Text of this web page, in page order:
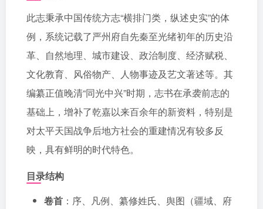
此志秉承中国传统方志“横排门类，纵述史实”的体
例，系统记载了严州府自先秦至光绪初年的历史沿
革、自然地理、城市建设、政治制度、经济赋税、
文化教育、风俗物产、人物事迹及艺文著述等。其
编纂正值晚清“同光中兴”时期，志书在承袭前志的
基础上，增补了乾嘉以来百余年的新资料，特别是
对太平天国战争后地方社会的重建情况有较多反
映，具有鲜明的时代特色。
目录结构
卷首 ：序、凡例、纂修姓氏、舆图（疆域、府